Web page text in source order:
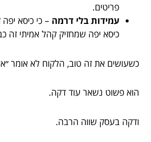
פריטים.
עמידות בלי דרמה – כי כיסא
כיסא יפה שמחזיק קהל אמיתי זה
כשעושים את זה טוב, הלקוח לא אומר
הוא פשוט נשאר עוד דקה.
ודקה בעסק שווה הרבה.